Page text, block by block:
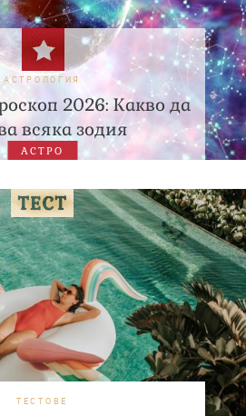
АСТРОЛОГИЯ
2026: Какво да
всяка зодия
АСТРО
ТЕСТОВЕ